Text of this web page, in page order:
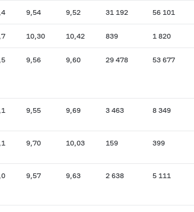
9,54 9,52 31 192 56 101
10,30 10,42 839 1 820
9,56 9,60 29 478 53 677
9,55 9,69 3 463 8 349
9,70 10,03 159 399
9,57 9,63 2 638 5 111